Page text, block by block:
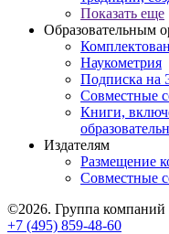
Показать еще
Образовательным
Наукометрия
Подписка на
Совместные
Книги,
Издателям
Размещение
Совместные
©2026. Группа
+7 (495) 859-48-60